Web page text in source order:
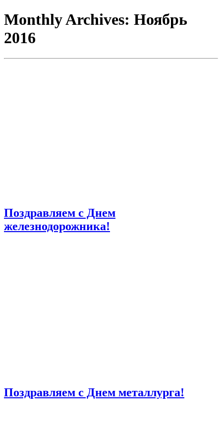
Monthly Archives: Ноябрь
2016
Поздравляем с Днем
железнодорожника!
Поздравляем с Днем металлурга!